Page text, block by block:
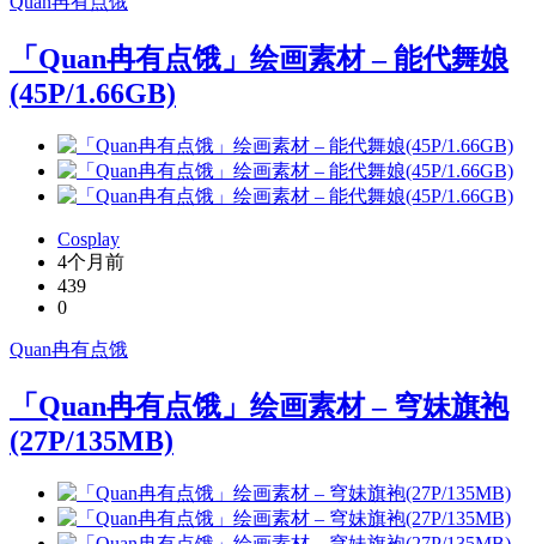
「Quan冉有点饿」绘画素材 – 能代舞娘
(45P/1.66GB)
Cosplay
4个月前
439
0
Quan冉有点饿
「Quan冉有点饿」绘画素材 – 穹妹旗袍
(27P/135MB)